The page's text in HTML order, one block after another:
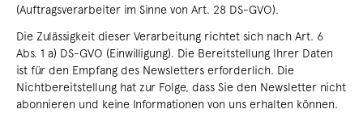
(Auftragsverarbeiter im Sinne von Art. 28 DS-GVO).
Die Zulässigkeit dieser Verarbeitung richtet sich nach Art. 6
Abs. 1 a) DS-GVO (Einwilligung). Die Bereitstellung Ihrer Daten
ist für den Empfang des Newsletters erforderlich. Die
Nichtbereitstellung hat zur Folge, dass Sie den Newsletter nicht
abonnieren und keine Informationen von uns erhalten können.